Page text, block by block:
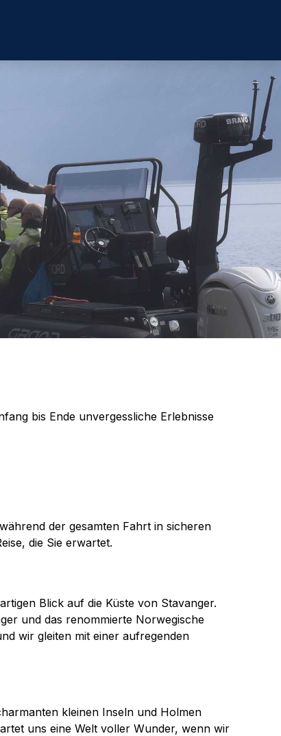
bis Ende unvergessliche Erlebnisse
der gesamten Fahrt in sicheren
die Sie erwartet.
Blick auf die Küste von Stavanger.
und das renommierte Norwegische
wir gleiten mit einer aufregenden
kleinen Inseln und Holmen
uns eine Welt voller Wunder, wenn wir